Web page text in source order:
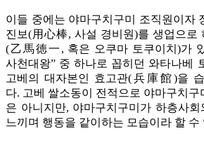
이들 중에는 야마구치구미 조직원이자
진보(用心棒, 사설 경비원)를 생업으로
(乙馬徳一, 혹은 오쿠마 토쿠이치)가
사천대왕” 중 하나로 꼽히던 와타나베
고베의 대자본인 효고관(兵庫館)을
다. 고베 쌀소동이 전적으로 야마구치구
은 아니지만, 야마구치구미가 하층사
느끼며 행동을 같이하는 모습이라 할 수